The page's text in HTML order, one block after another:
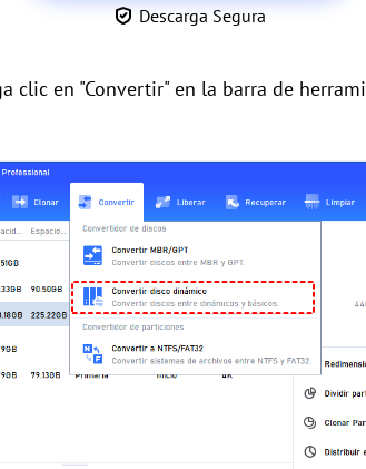
Descarga Segura
clic en "Convertir" en la barra de